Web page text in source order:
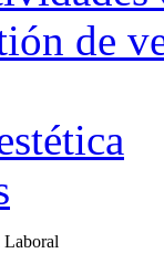
de
Laboral